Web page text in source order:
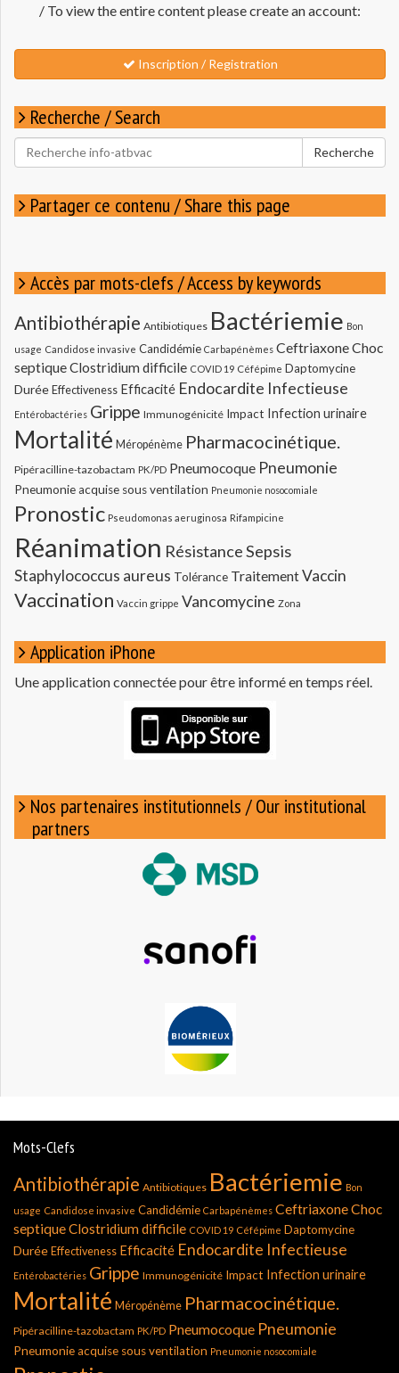
/ To view the entire content please create an account:
Inscription / Registration
Recherche / Search
Rechercher
pour
Recherche
Partager ce contenu / Share this page
Accès par mots-clefs / Access by keywords
Antibiothérapie Antibiotiques Bactériemie Bon
usage Candidose invasive Candidémie Carbapénèmes CeftriaxoneChoc
septiqueClostridium difficile COVID 19 Céfépime Daptomycine
Durée Effectiveness Efficacité Endocardite Infectieuse
Entérobactéries Grippe Immunogénicité Impact Infection urinaire
Mortalité Méropénème Pharmacocinétique.
Pipéracilline-tazobactam PK/PD Pneumocoque Pneumonie
Pneumonie acquise sous ventilation Pneumonie nosocomiale
Pronostic Pseudomonas aeruginosa Rifampicine
Réanimation RésistanceSepsis
Staphylococcus aureus Tolérance TraitementVaccin
Vaccination Vaccin grippe Vancomycine Zona
Application iPhone
Une application connectée pour être informé en temps réel.
Nos partenaires institutionnels / Our institutional
partners
Mots-Clefs
Antibiothérapie Antibiotiques Bactériemie Bon
usage Candidose invasive Candidémie Carbapénèmes CeftriaxoneChoc
septiqueClostridium difficile COVID 19 Céfépime Daptomycine
Durée Effectiveness Efficacité Endocardite Infectieuse
Entérobactéries Grippe Immunogénicité Impact Infection urinaire
Mortalité Méropénème Pharmacocinétique.
Pipéracilline-tazobactam PK/PD Pneumocoque Pneumonie
Pneumonie acquise sous ventilation Pneumonie nosocomiale